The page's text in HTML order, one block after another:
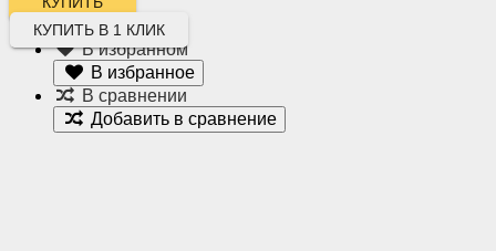
КУПИТЬ В 1 КЛИК
В избранном
В избранное
В сравнении
Добавить в сравнение